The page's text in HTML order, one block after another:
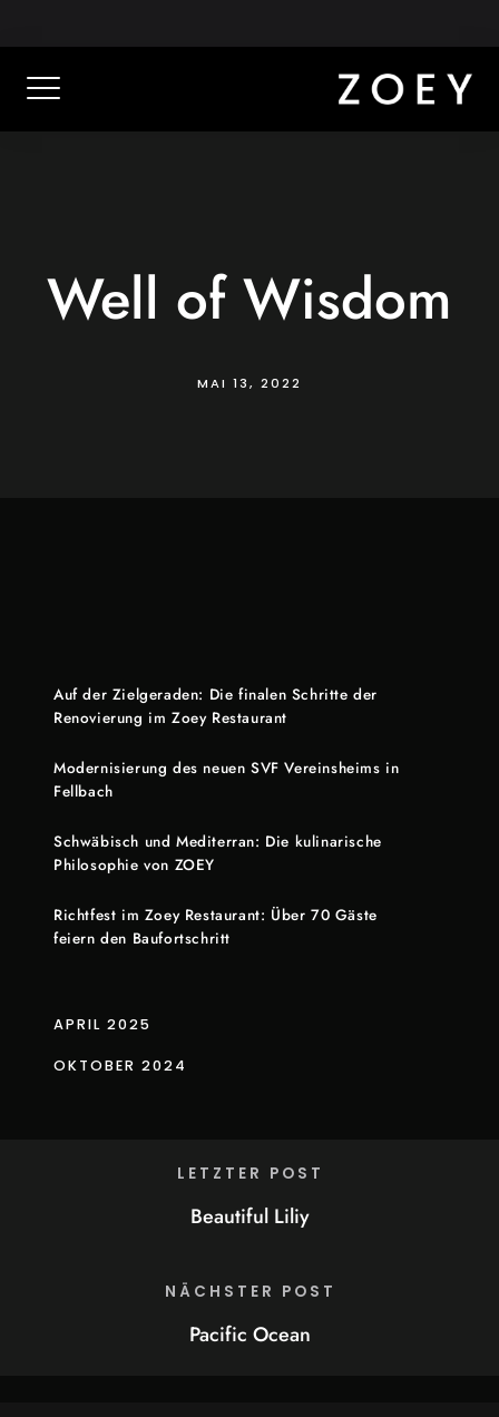
to
Well of Wisdom
MAI 13, 2022
Auf der Zielgeraden: Die finalen Schritte der
Renovierung im Zoey Restaurant
Modernisierung des neuen SVF Vereinsheims in
Fellbach
Schwäbisch und Mediterran: Die kulinarische
Philosophie von ZOEY
Richtfest im Zoey Restaurant: Über 70 Gäste
feiern den Baufortschritt
APRIL 2025
OKTOBER 2024
LETZTER POST
Beautiful Liliy
NÄCHSTER POST
Pacific Ocean